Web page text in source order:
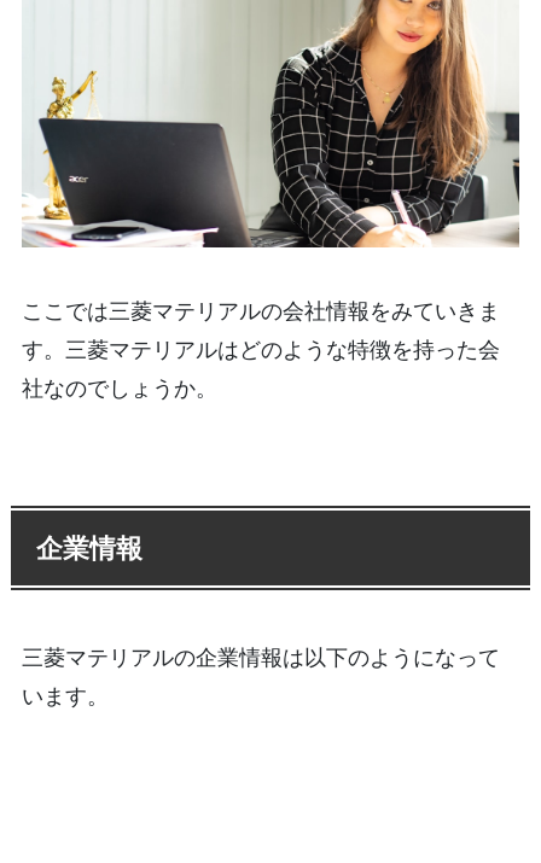
ここでは三菱マテリアルの会社情報をみていきま
す。三菱マテリアルはどのような特徴を持った会
社なのでしょうか。
企業情報
三菱マテリアルの企業情報は以下のようになって
います。